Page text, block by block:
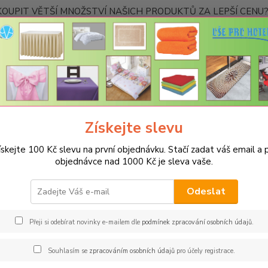
VĚTŠÍ MNOŽSTVÍ NAŠICH PRODUKTŮ ZA LEPŠÍ
Kontakty
Hledat
Luxusní ubrusy Atlas-Rodos s vodoodpudivou úpravou
ATLAS kulatý 140cm světle
Získejte slevu
100 Kč slevu na první objednávku. Stačí zadat váš email a
objednávce nad 1000 Kč je sleva vaše.
Odeslat
Přeji si odebírat novinky e-mailem dle podmínek zpracování osobních údajů.
Souhlasím se zpracováním osobních údajůpro účely registrace.